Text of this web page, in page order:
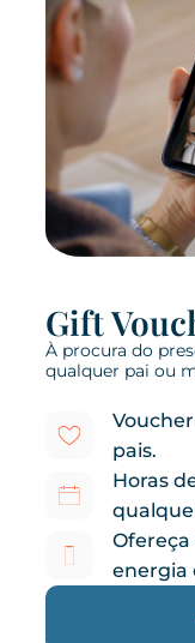
Gift
À procura do
qualquer pai ou
pais.
Horas
Ofereça
energia